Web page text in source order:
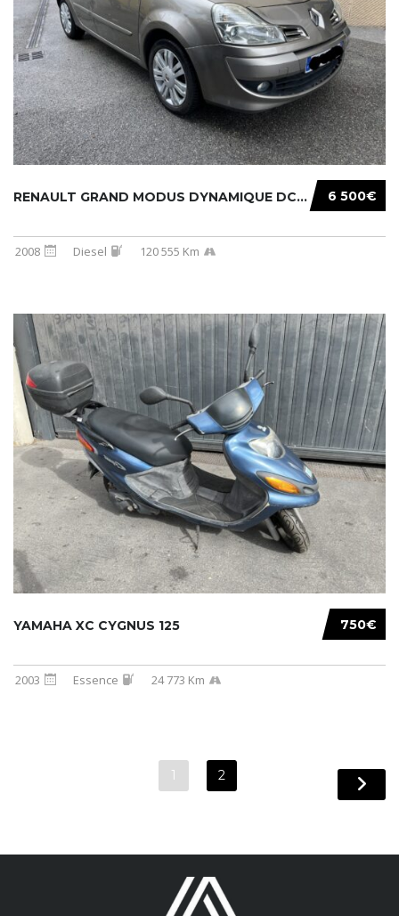
6 500€
RENAULT GRAND MODUS DYNAMIQUE DCI 105CH
2008 Diesel 120 555 Km
750€
YAMAHA XC CYGNUS 125
2003 Essence 24 773 Km
1 2